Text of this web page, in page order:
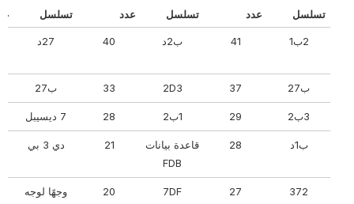
تسلسل
عدد تسلسل عدد تسلسل عدد
41 ب2د 40 27د
ب27 37
2D3
33 ب27
29
28
ب1د 28
قاعدة بيانات
FDB
21 دي 3 بي
372
27
7DF
20 وجهًا لوجه